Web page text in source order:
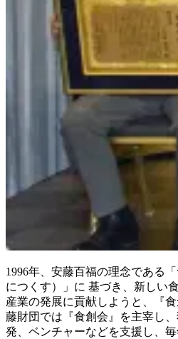
1996年、安藤百福の理念である
につくす）」に 基づき、新しい
産業の発展に貢献しようと、『
藤財団では『食創会』を主宰し
発、ベンチャーなどを支援し、